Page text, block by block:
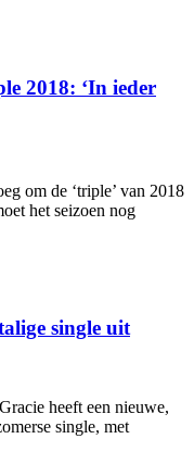
2018: ‘In ieder
om de ‘triple’ van 2018
het seizoen nog
single uit
heeft een nieuwe,
single, met